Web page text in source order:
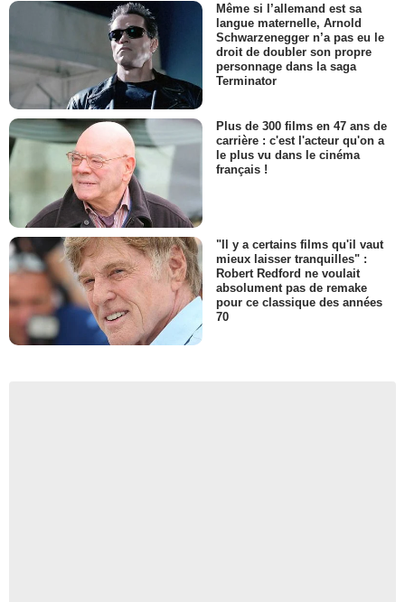
Même si l’allemand est sa
langue maternelle, Arnold
Schwarzenegger n’a pas eu le
droit de doubler son propre
personnage dans la saga
Terminator
Plus de 300 films en 47 ans de
carrière : c'est l'acteur qu'on a
le plus vu dans le cinéma
français !
"Il y a certains films qu'il vaut
mieux laisser tranquilles" :
Robert Redford ne voulait
absolument pas de remake
pour ce classique des années
70